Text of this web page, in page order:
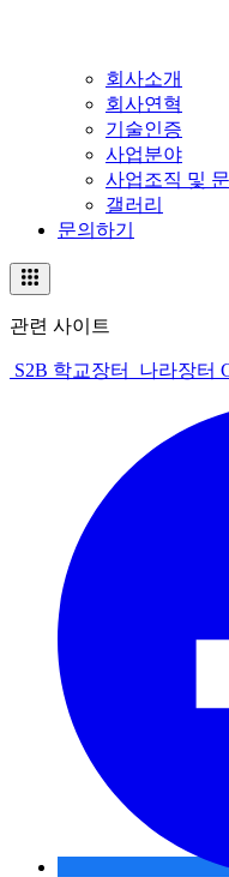
회사소개
회사연혁
기술인증
사업분야
사업조직 및
갤러리
문의하기
관련 사이트
S2B 학교장터 나라장터